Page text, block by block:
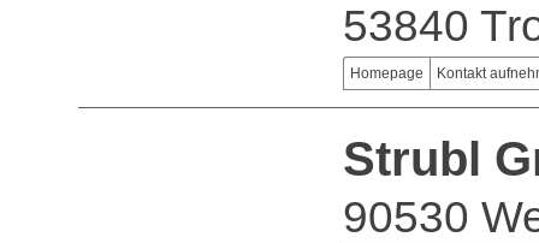
53840
Homepage Kontakt
Strubl
90530